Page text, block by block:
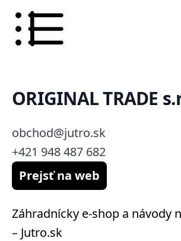
ORIGINAL TRADE
obchod@jutro.sk
+421 948 487 682
Prejsť na web
Záhradnícky e-shop a návody
– Jutro.sk